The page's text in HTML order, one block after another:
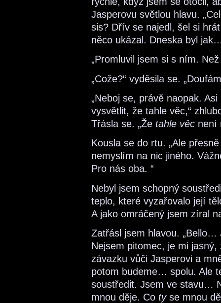
Jasperovu světlou hlavu.
sis? Dřív se najedl, šel si
něco ukázal. Dneska byl
„Promluvil jsem si s ním.
„Cože?“ vyděsila se.
„Neboj se, právě naopak.
vysvětlit, že tahle věc,“
Třásla se. „Že tahle věc není
Kousla se do rtu. „Ale
nemyslím na nic jiného.
Pro nás oba. “
Nebyl jsem schopný
teplo, které vyzařovalo její
A jako omráčený jsem zíral
Zatřásl jsem hlavou.
Nejsem pitomec, je mi
závazku vůči Jasperovi a
potom budeme… spolu. Ale
soustředit. Jsem ve stavu…
mnou děje. Co tyse mnou